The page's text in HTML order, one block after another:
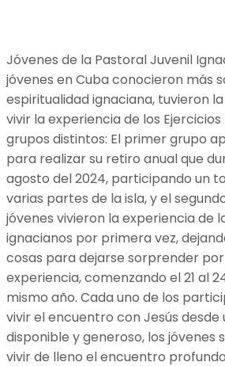
Jóvenes de la Pastoral Juvenil
jóvenes en Cuba conocieron más
espiritualidad ignaciana, tuvieron
vivir la experiencia de los
grupos distintos: El primer grupo
para realizar su retiro anual que
agosto del 2024, participando un
varias partes de la isla, y el
jóvenes vivieron la experiencia de
ignacianos por primera vez,
cosas para dejarse sorprender
experiencia, comenzando el 21 al
mismo año. Cada uno de los
vivir el encuentro con Jesús
disponible y generoso, los jóvenes
vivir de lleno el encuentro